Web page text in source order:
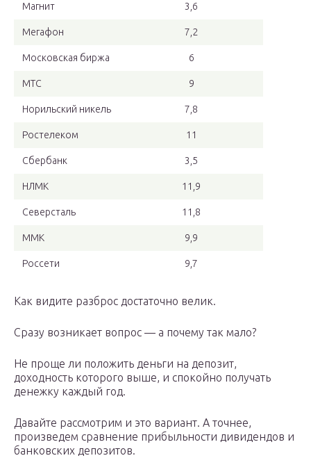
Магнит 3,6
Мегафон 7,2
Московская биржа 6
МТС 9
Норильский никель 7,8
Ростелеком 11
Сбербанк 3,5
НЛМК 11,9
Северсталь 11,8
ММК 9,9
Россети 9,7
Как видите разброс достаточно велик.
Сразу возникает вопрос — а почему так мало?
Не проще ли положить деньги на депозит,
доходность которого выше, и спокойно получать
денежку каждый год.
Давайте рассмотрим и это вариант. А точнее,
произведем сравнение прибыльности дивидендов и
банковских депозитов.